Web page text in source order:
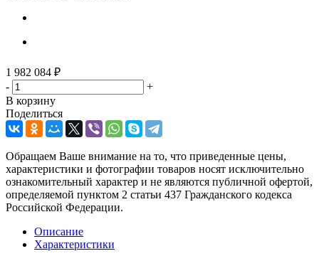
1 982 084 ₽
-
+
В корзину
Поделиться
Обращаем Ваше внимание на то, что приведенные цены,
характеристики и фотографии товаров носят исключительно
ознакомительный характер и не являются публичной офертой,
определяемой пунктом 2 статьи 437 Гражданского кодекса
Российской Федерации.
Описание
Характеристики